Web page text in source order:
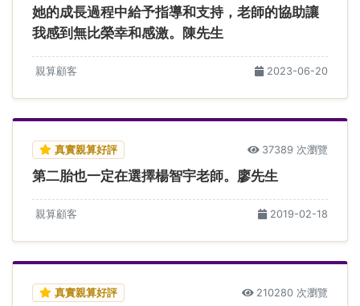
她的成長過程中給予指導和支持，老師的協助讓
我感到無比榮幸和感激。陳先生
親算顧客 2023-06-20
真實親算好評 37389 次瀏覽
第二胎也一定在選擇楊智宇老師。廖先生
親算顧客 2019-02-18
真實親算好評 210280 次瀏覽